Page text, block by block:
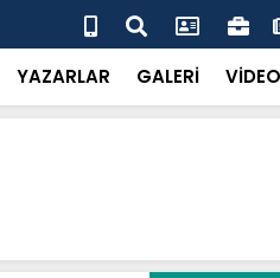
her gün 4 bin 898
YAZARLAR GALERİ VİDEO